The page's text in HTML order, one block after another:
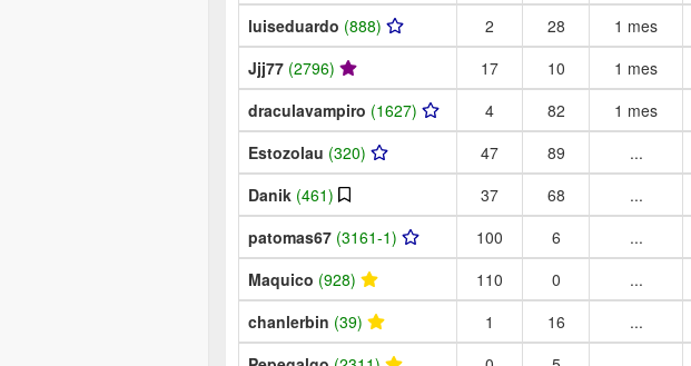
luiseduardo (888) 2 28 1 mes
Jjj77 (2796) 17 10
1 mes
draculavampiro (1627) 4 82
1 mes
Estozolau (320) 47 89
...
Danik (461) 37 68 ...
patomas67 (3161-1) 100 6
...
Maquico (928) 110 0
...
chanlerbin (39) 1 16
...